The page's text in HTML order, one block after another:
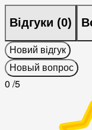
Відгуки (0)
Новий відгук
Новый вопрос
0 /5